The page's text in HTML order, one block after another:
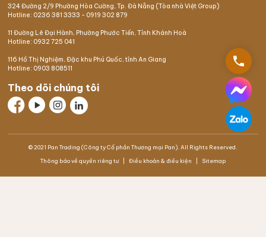
324 Đường 2/9 Phường Hòa Cường, Tp. Đà Nẵng (Tòa nhà Việt Group)
Hotline: 0236 381 3333 - 0919 302 879
11 Đường Lê Đại Hành, Phường Phước Tiến, Tỉnh Khánh Hoà
Hotline: 0932 725 041
116 Hồ Thị Nghiệm, Đặc khu Phú Quốc, tỉnh An Giang
Hotline: 0903 808511
Theo dõi chúng tôi
© 2021 Pan Trading (Công ty Cổ phần Thương mại Pan). All Rights Reserved.
Thông báo về quyền riêng tư Điều khoản & điều kiện Sitemap
phone